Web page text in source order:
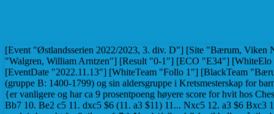
[Event "Østlandsserien 2022/2023, 3. div. D"] [Site "Bærum, Viken NOR"] [Date "2022.11.13"] [Round "1"] [White "Furnes, Torstein"] [Black "Walgren, William Arntzen"] [Result "0-1"] [ECO "E34"] [WhiteElo "1747"] [BlackElo "1461"] [Annotator "Furnes, Torstein"] [PlyCount "82"] [EventDate "2022.11.13"] [WhiteTeam "Follo 1"] [BlackTeam "Bærum 4"] {Min motstander har i høst vunnet både Oslomesterskapet i langsjakk (gruppe B: 1400-1799) og sin aldersgruppe i Kretsmesterskap for barn og unge i Akershus ! } 1. d4 Nf6 2. c4 e6 3. Nc3 Bb4 4. Qc2 d5 5. e3 (5. cxd5 {er vanligere og har ca 9 prosentpoeng høyere score for hvit hos ChessBase Online Database.}) 5... O-O 6. Nf3 Nbd7 7. Bd3 dxc4 8. Bxc4 b6 9. O-O Bb7 10. Be2 c5 11. dxc5 $6 (11. a3 $11) 11... Nxc5 12. a3 $6 Bxc3 13. Qxc3 $6 {Stockfish liker ikke mine tre siste trekk og mener svartfordelen gradvis har økt fra 0 til ca. -1.7.} Nce4 ({ Stockfish vil heller gå til e4 med den andre springeren} 13... Nfe4) 14. Qe5 $6 ({Førstevalget til Stockfish er faktisk} 14. Qe1 {selv om det kanskje ser litt passivt ut.}) 14... Rc8 15. b4 $2 $19 {Svartfordelen øker nå fra -0.5 til -2.5. } (15. Rd1 {må spilles.}) 15... Nc3 16. Nd4 (16. Re1 $4 {går selvsagt ikke pga} Nxe2+ 17. Rxe2 Bxf3 18. gxf3 Qd1+ 19. Kg2 Qxe2) 16... Nd7 17. Qh5 e5 18. Bf3 Ba6 19. Nc6 $4 {Tapstrekket.} ({Hvit må prøve} 19. b5 exd4 20. bxa6) 19... Rxc6 20. Bxc6 Bxf1 21. Kxf1 Nf6 {Meget ubehagelig. Hvit må gi offiser for å unngå å bli satt matt på d1.} 22. Qf3 e4 ({Her var det egentlig enda sterkere å spille } 22... Qd3+ {da hvit mister dronningen etter} 23. Kg1 (23. Ke1 e4 24. Bxe4 Nfxe4 25. Bb2 Rd8 26. Bxc3 Qxc3+ 27. Ke2 Rd2+ 28. Ke1 Qxa1+ 29. Qd1 Qxd1#) 23... Ne2+ 24. Qxe2 Qxe2) 23. Bxe4 Nfxe4 24. g3 Qd1+ 25. Qxd1 Nxd1 26. f3 Nd6 27. Bd2 Nb2 28. Bc3 Nbc4 29. Ke2 Nb5 30. Be1 Ncxa3 31. Kd3 Rd8+ 32. Ke4 Nc2 33. Rc1 Nxe1 34. Rxe1 Nc3+ 35. Ke5 Rd5+ 36. Kf4 Rd1 37. Rxd1 Nxd1 38. Ke4 a5 39. bxa5 bxa5 40. Kd3 a4 41. Kd2 a3 $1 0-1 [Event "Østlandsserien 2022/2023, 3. div. D"] [Site "Bærum, Viken NOR"] [Date "2022.11.13"] [Round "1"] [White "Bjorge, Fredrik Lexow"] [Black "Johansen, Anders Sten"] [Result "1/2-1/2"] [ECO "D00"] [WhiteElo "1476"] [BlackElo "1726"] [PlyCount "43"] [EventDate "2022.11.13"] [WhiteTeam "Bærum 4"] [BlackTeam "Follo 1"] 1. d4 Nf6 2. Bf4 d5 3. e3 c5 4. c3 Nc6 5. Nd2 Qb6 6. Qb3 c4 7. Qc2 g6 8. e4 Nxe4 9. Nxe4 dxe4 10. Bxc4 Bf5 11. Qb3 Qxb3 12. axb3 Bg7 13. Bb5 O-O 14. Bxc6 bxc6 15. Ne2 Rfe8 16. O-O e5 17. dxe5 Bxe5 18. Be3 a6 19. Nd4 Bxd4 20. Bxd4 Be6 21. b4 Bc4 22. Rfd1 1/2-1/2 [Event "Østlandsserien 2022/2023, 3. div. D"] [Site "Bærum, Viken NOR"] [Date "2022.11.13"] [Round "1"] [White "Kielland-Lund, Jon"] [Black "Bjugn, Emilian L. B"] [Result "1-0"] [ECO "A29"] [WhiteElo "1715"] [BlackElo "1273"] [Annotator "Tactical Analysis 5.3 (5s)"] [PlyCount "89"] [EventDate "2022.11.13"] [WhiteTeam "Follo 1"] [BlackTeam "Bærum 4"] 1. c4 e5 2. Nc3 Bc5 3. Nf3 Nc6 4. g3 d6 5. Bg2 Nf6 6. O-O O-O 7. a3 a5 8. e3 Bg4 9. h3 Bh5 10. d3 Bg6 (10... Nd7) 11. Qc2 (11. Nh4) 11... Re8 (11... h6) 12. Nd2 (12. Nh4) 12... Qd7 13. Nde4 Nxe4 14. dxe4 f5 15. Kh2 fxe4 16. Bxe4 Bxe4 17. Qxe4 (17. Nxe4 Rf8 18. b3 (18. Ng5 Qf5)) 17... h6 18. b3 Rab8 19. Bd2 Red8 (19... Qf7) 20. Nd5 Ne7 (20... a4) 21. Bxa5 Kh8 (21... Nxd5 22. Qxd5+ Kh8) 22. Bxc7 Nxd5 23. Bxb8 (23. Bxd8 Nc3 24. Qd3 Rxd8 25. Qxc3) 23... Nf6 24. Qd3 Rxb8 25. Rfd1 (25. b4 e4 26. Qe2) 25... Rd8 (25... e4 26. Qe2 Bb6) 26. b4 Bb6 (26... Ba7) 27. e4 (27. c5 Bc7 28. cxd6 Bxd6 29. e4) 27... Qc6 (27... Bxf2 28. Rd2 Bd4 ) (27... Bxf2 $142 28. Rd2 Bd4) 28. f3 Bd4 29. Rac1 Rc8 30. Qb3 Qb6 ({Black should try} 30... Nh7 $19 31. Qd3 Ra8) 31. a4 $17 Rc7 (31... Ra8 $142 32. Rc2 Nh5) 32. Rd3 Nh7 33. c5 (33. Rd2 $17) 33... dxc5 $19 34. bxc5 {[#]} Qxb3 $2 ({ Black should play} 34... Qc6 $1 $19 {...Nf8 is the strong threat.} 35. h4 Nf6) 35. Rxb3 $11 Rxc5 $2 {[%mdl 8192]} (35... Nf8 $11) 36. Rxc5 $18 Bxc5 37. Rxb7 Ng5 38. Kg2 Bd4 39. a5 Ne6 40. a6 Kh7 41. a7 Bxa7 42. Rxa7 Ng5 43. Re7 Kg6 44. Rxe5 Nf7 45. Ra5 1-0 [Event "Østlandsserien 2022/2023, 3. div. D"] [Site "Bærum, Viken NOR"] [Date "2022.11.13"] [Round "1"] [White "Elmi, Abdirizak Abobaker"] [Black "Larsen, Jo Ingebrigt"] [Result "0-1"] [ECO "C41"] [WhiteElo "1253"] [BlackElo "1601"] [PlyCount "82"] [EventDate "2022.11.13"] [WhiteTeam "Bærum 4"] [BlackTeam "Follo 1"] 1. e4 d6 2. d4 Nf6 3. Nc3 Nbd7 4. Nf3 e5 5. dxe5 dxe5 6. Bc4 h6 7. O-O c6 8. Be3 Be7 9. h3 Qc7 10. a3 Nf8 11. Bb3 g5 12. Nh2 Ng6 13. Re1 Nf4 14. Bxf4 gxf4 15. Nf3 Rg8 16. Kf1 Bd7 17. Nh4 Rg5 18. Nf3 Rg7 19. Nh4 O-O-O 20. Nf5 Bxf5 21. Qxd8+ Bxd8 22. exf5 Qd6 23. Rad1 Qc5 24. Na4 Qb5+ 25. Kg1 e4 26. Rd2 Qxf5 27. Kh2 Bc7 28. f3 e3 29. Rd3